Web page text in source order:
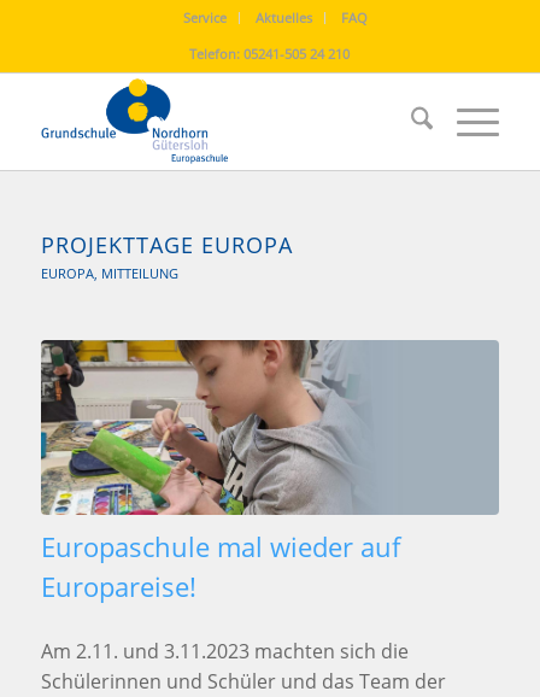
Service Aktuelles
FAQ
Telefon:05241-505 24 210
PROJEKTTAGE EUROPA
EUROPA, MITTEILUNG
Europaschule mal wieder auf
Europareise!
Am 2.11. und 3.11.2023 machten sich die
Schülerinnen und Schüler und das Team der